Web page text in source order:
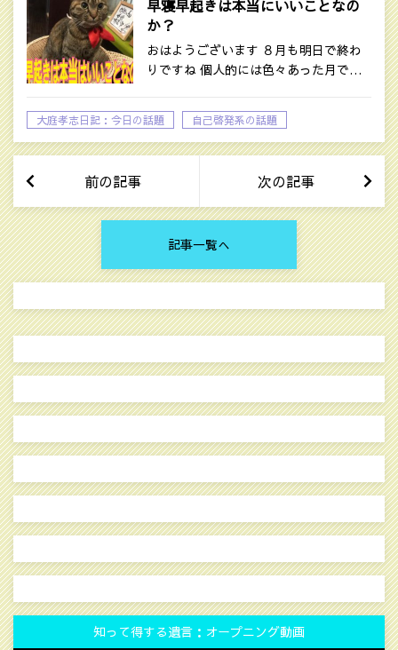
早寝早起きは本当にいいことなの
か？
おはようございます ８月も明日で終わ
りですね 個人的には色々あった月で…
大庭孝志日記：今日の話題 自己啓発系の話題
前の記事 次の記事
記事一覧へ
知って得する遺言：オープニング動画